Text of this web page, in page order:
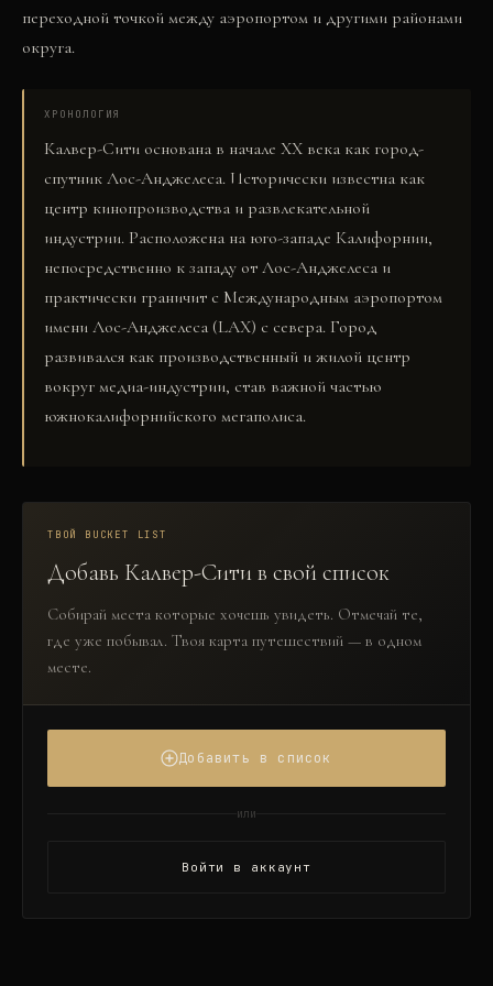
переходной точкой между аэропортом и другими районами
округа.
ХРОНОЛОГИЯ
Калвер-Сити основана в начале XX века как город-
спутник Лос-Анджелеса. Исторически известна как
центр кинопроизводства и развлекательной
индустрии. Расположена на юго-западе Калифорнии,
непосредственно к западу от Лос-Анджелеса и
практически граничит с Международным аэропортом
имени Лос-Анджелеса (LAX) с севера. Город
развивался как производственный и жилой центр
вокруг медиа-индустрии, став важной частью
южнокалифорнийского мегаполиса.
ТВОЙ BUCKET LIST
Добавь Калвер-Ситив свой список
Собирай места которые хочешь увидеть. Отмечай те,
где уже побывал. Твоя карта путешествий — в одном
месте.
Добавить в список
или
Войти в аккаунт